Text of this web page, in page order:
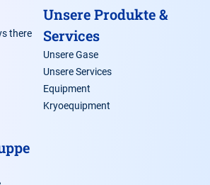
there
Unsere Produkte &
Services
Unsere Gase
Unsere Services
Equipment
Kryoequipment